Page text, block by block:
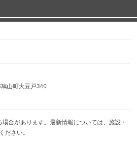
山町大豆戸340
合があります。最新情報については、施設・
ださい。